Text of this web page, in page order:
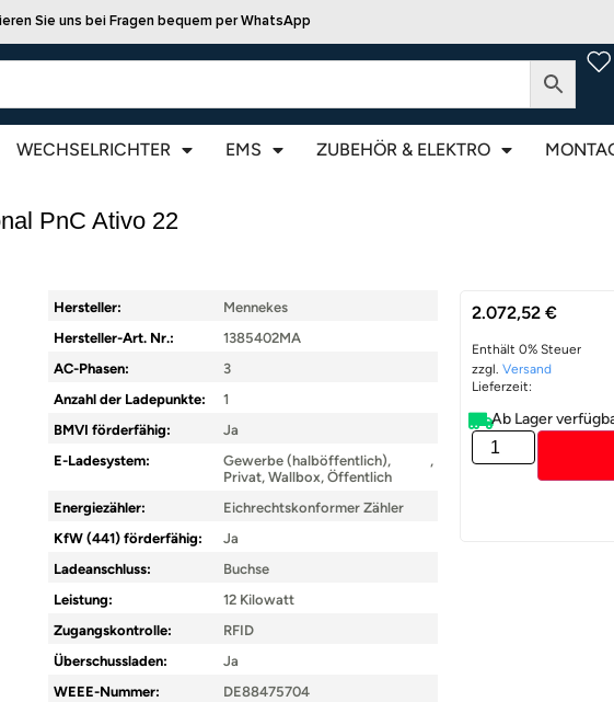
Sie uns bei Fragen bequem per WhatsApp
WECHSELRICHTER EMS ZUBEHÖR & ELEKTRO
PnC Ativo 22
Hersteller:
Mennekes
Hersteller-Art. Nr.:
1385402MA
AC-Phasen:
3
Anzahl der Ladepunkte:
1
BMVI förderfähig:
Ja
E-Ladesystem:
Gewerbe (halböffentlich),
Privat, Wallbox, Öffentlich
,
Energiezähler:
Eichrechtskonformer Zähler
KfW (441) förderfähig:
Ja
Ladeanschluss:
Buchse
Leistung:
12 Kilowatt
Zugangskontrolle:
RFID
Überschussladen:
Ja
WEEE-Nummer:
DE88475704
2.072,52 €
Enthält 0% Steuer
zzgl. Versand
Lieferzeit:
Ab Lager